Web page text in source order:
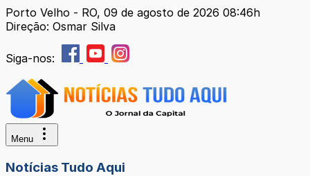
Porto Velho - RO, 09 de agosto de 2026 08:46h
Direção: Osmar Silva
Siga-nos:
Menu
Notícias Tudo Aqui